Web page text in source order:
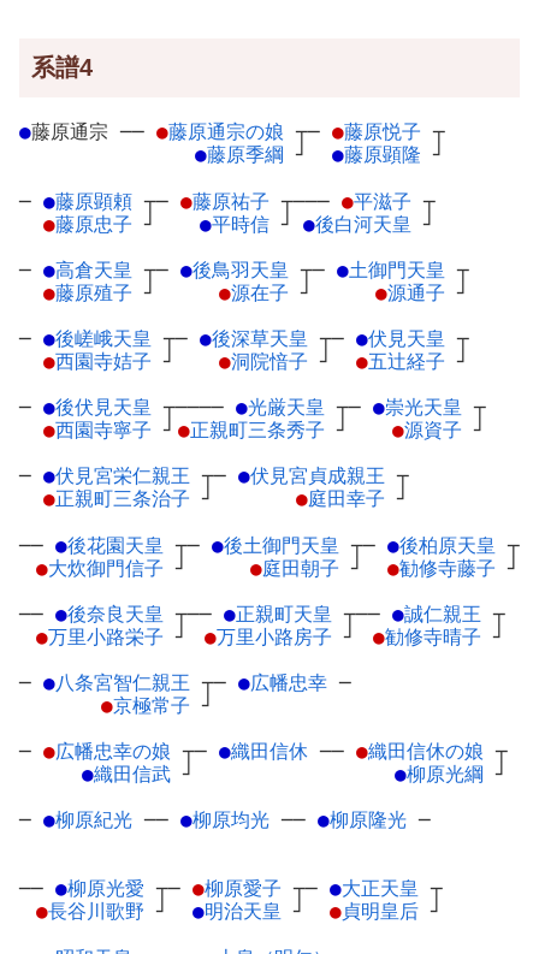
系譜4
●藤原通宗 ── ●藤原通宗の娘 ┬
●藤原季綱 ┘
─ ●藤原悦子 ┬
●藤原顕隆 ┘
─ ●藤原顕頼 ┬
●藤原忠子 ┘
─ ●藤原祐子 ┬
●平時信 ┘
─── ●平滋子 ┬
●後白河天皇 ┘
─ ●高倉天皇 ┬
●藤原殖子 ┘
─ ●後鳥羽天皇 ┬
●源在子 ┘
─ ●土御門天皇 ┬
●源通子 ┘
─ ●後嵯峨天皇 ┬
●西園寺姞子 ┘
─ ●後深草天皇 ┬
●洞院愔子 ┘
─ ●伏見天皇 ┬
●五辻経子 ┘
─ ●後伏見天皇 ┬
●西園寺寧子 ┘
──── ●光厳天皇 ┬
●正親町三条秀子 ┘
─ ●崇光天皇 ┬
●源資子 ┘
─ ●伏見宮栄仁親王 ┬
●正親町三条治子 ┘
─ ●伏見宮貞成親王 ┬
●庭田幸子 ┘
── ●後花園天皇 ┬
●大炊御門信子 ┘
─ ●後土御門天皇 ┬
●庭田朝子 ┘
─ ●後柏原天皇 ┬
●勧修寺藤子 ┘
── ●後奈良天皇 ┬
●万里小路栄子 ┘
── ●正親町天皇 ┬
●万里小路房子 ┘
── ●誠仁親王 ┬
●勧修寺晴子 ┘
─ ●八条宮智仁親王 ┬
●京極常子 ┘
─ ●広幡忠幸 ─
─ ●広幡忠幸の娘 ┬
●織田信武 ┘
─ ●織田信休 ── ●織田信休の娘 ┬
●柳原光綱 ┘
─ ●柳原紀光 ── ●柳原均光 ── ●柳原隆光 ─
── ●柳原光愛 ┬
●長谷川歌野 ┘
─ ●柳原愛子 ┬
●明治天皇 ┘
─ ●大正天皇 ┬
●貞明皇后 ┘